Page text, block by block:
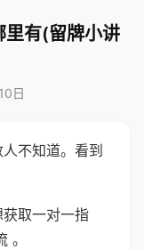
里有(留牌小讲
日
不知道。看到
取一对一指
。